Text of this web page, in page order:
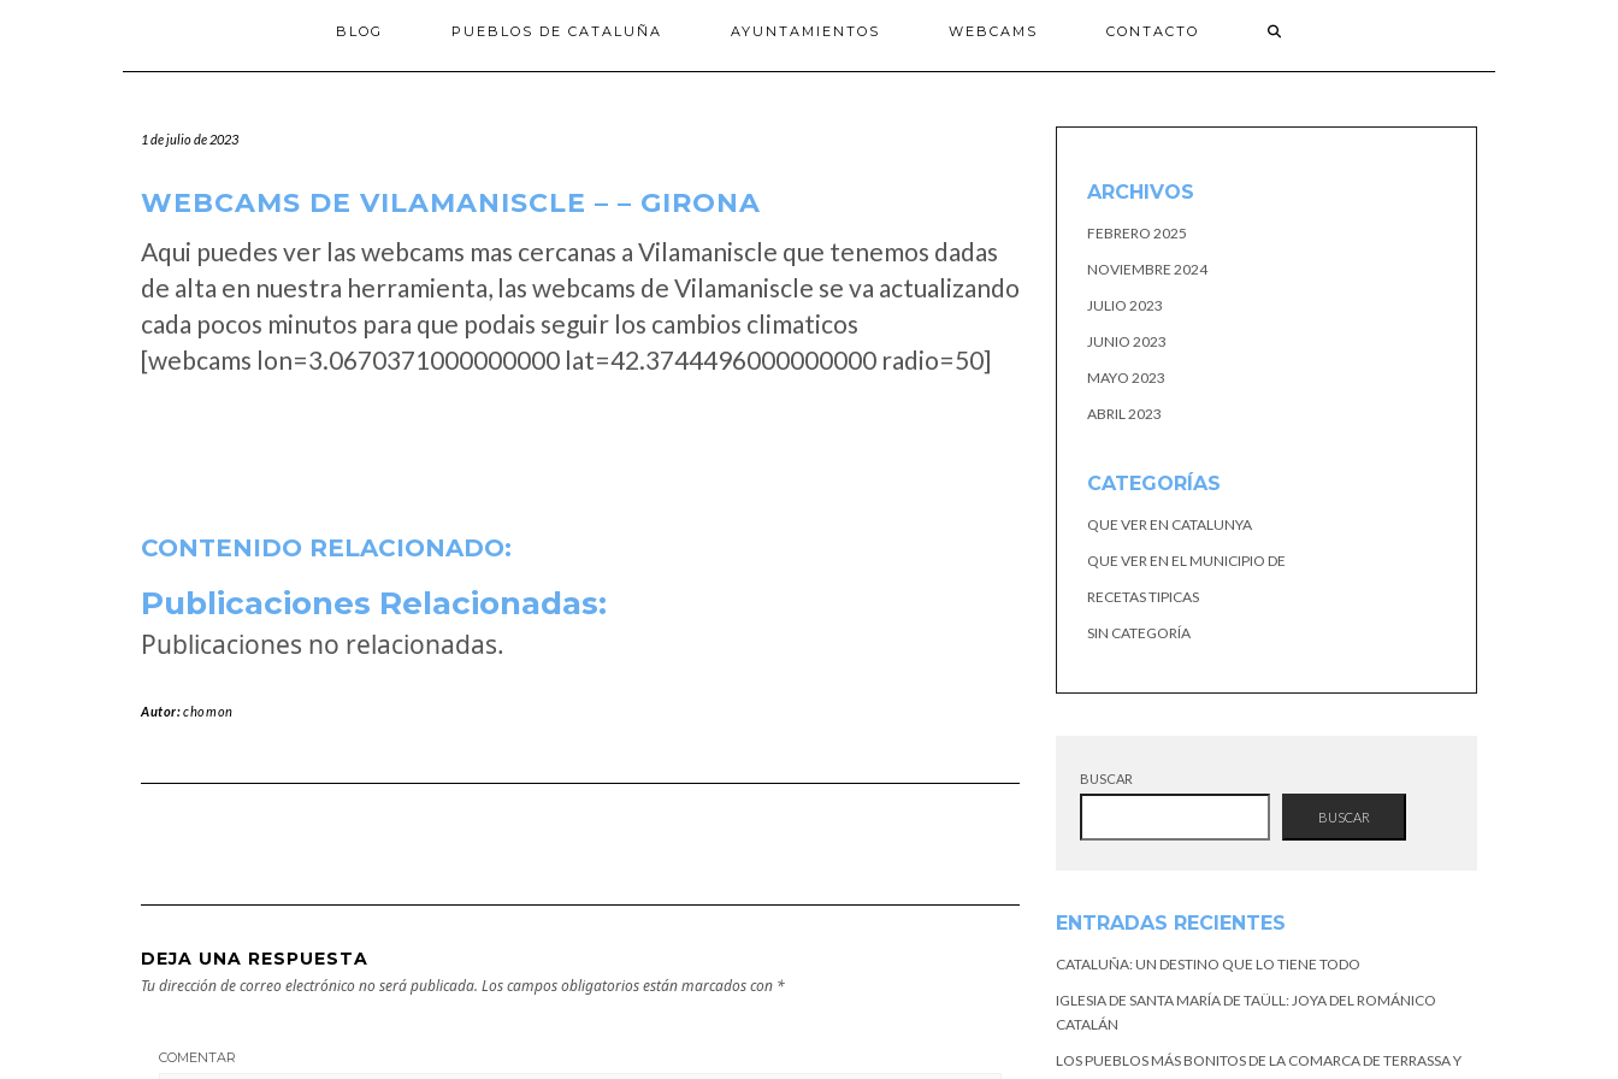
BLOG PUEBLOS DE CATALUÑA AYUNTAMIENTOS WEBCAMS CONTACTO
1 de julio de 2023
WEBCAMS DE VILAMANISCLE – – GIRONA
Aqui puedes ver las webcams mas cercanas a Vilamaniscle que tenemos dadas
de alta en nuestra herramienta, las webcams de Vilamaniscle se va actualizando
cada pocos minutos para que podais seguir los cambios climaticos
[webcams lon=3.0670371000000000 lat=42.3744496000000000 radio=50]
CONTENIDO RELACIONADO:
Publicaciones Relacionadas:
Publicaciones no relacionadas.
Autor:chomon
DEJA UNA RESPUESTA
Tu dirección de correo electrónico no será publicada. Los campos obligatorios están marcados con *
COMENTAR
ARCHIVOS
FEBRERO 2025
NOVIEMBRE 2024
JULIO 2023
JUNIO 2023
MAYO 2023
ABRIL 2023
CATEGORÍAS
QUE VER EN CATALUNYA
QUE VER EN EL MUNICIPIO DE
RECETAS TIPICAS
SIN CATEGORÍA
BUSCAR
BUSCAR
ENTRADAS RECIENTES
CATALUÑA: UN DESTINO QUE LO TIENE TODO
IGLESIA DE SANTA MARÍA DE TAÜLL: JOYA DEL ROMÁNICO
CATALÁN
LOS PUEBLOS MÁS BONITOS DE LA COMARCA DE TERRASSA Y